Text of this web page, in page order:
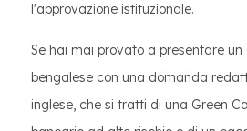
l'approvazione istituzionale.
Se hai mai provato a presentare
bengalese con una domanda
inglese, che si tratti di una Green